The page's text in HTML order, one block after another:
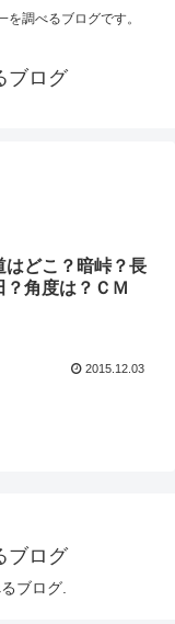
調べるブログです。
ブログ
はどこ？暗峠？長
角度は？ＣＭ
2015.12.03
ブログ
ブログ.